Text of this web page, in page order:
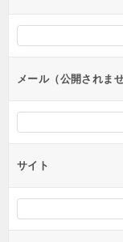
シ
ンメール（公開されませ
サイト